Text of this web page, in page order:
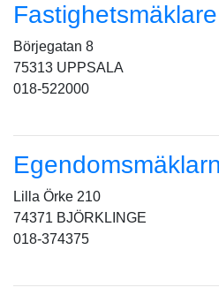
Börjegatan 8
75313 UPPSALA
018-522000
Lilla Örke 210
74371 BJÖRKLINGE
018-374375